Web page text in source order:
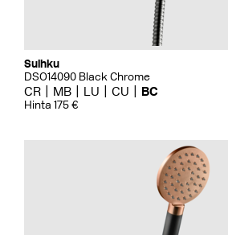
Suihku
DSO14090 Black Chrome
CR MB LU CU BC
Hinta 175 €